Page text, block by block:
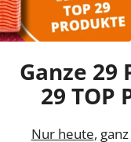
Ganze
29 TOP
Nur heute,